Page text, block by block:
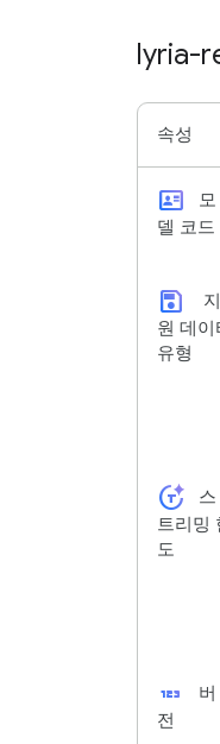
lyria-
속성
id_card
모
델 코드
save
지
원 데이
유형
token_auto
스
트리밍
도
123
버
전